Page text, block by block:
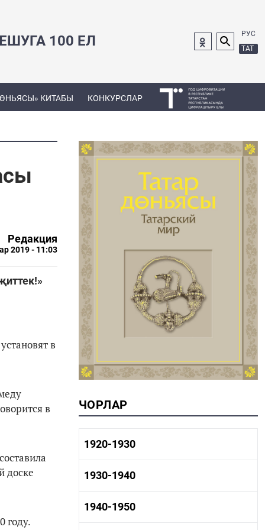
100 ЕЛ
РУС
ТАТ
КИТАБЫ КОНКУРСЛАР
Редакция
2019 - 11:03
в
в
доске
году.
ЧОРЛАР
1920-1930
1920-1930 тарих
1920-1930 мәдәният
1930-1940
1930-1940 тарих
1930-1940 мәдәният
1940-1950